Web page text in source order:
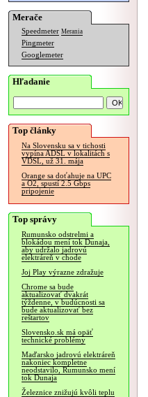
Merače
Speedmeter Merania
Pingmeter
Googlemeter
Hľadanie
Top články
Na Slovensku sa v tichosti
vypína ADSL v lokalitách s
VDSL, už 31. mája
Orange sa doťahuje na UPC
a O2, spustí 2.5 Gbps
pripojenie
Top správy
Rumunsko odstrelmi a
blokádou mení tok Dunaja,
aby udržalo jadrovú
elektráreň v chode
Joj Play výrazne zdražuje
Chrome sa bude
aktualizovať dvakrát
týždenne, v budúcnosti sa
bude aktualizovať bez
reštartov
Slovensko.sk má opäť
technické problémy
Maďarsko jadrovú elektráreň
nakoniec kompletne
neodstavilo, Rumunsko mení
tok Dunaja
Železnice znižujú kvôli teplu